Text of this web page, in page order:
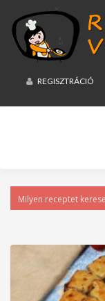
REGISZTRÁCIÓ